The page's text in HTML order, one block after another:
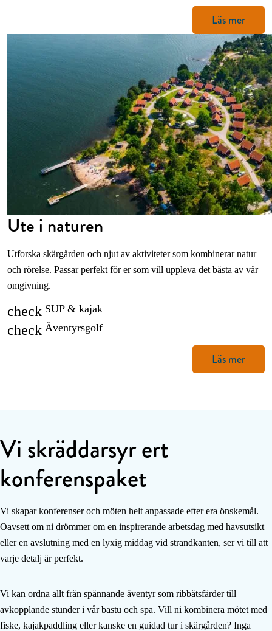
Läs mer
Ute i naturen
Utforska skärgården och njut av aktiviteter som kombinerar natur
och rörelse. Passar perfekt för er som vill uppleva det bästa av vår
omgivning.
check SUP & kajak
check Äventyrsgolf
Läs mer
Vi skräddarsyr ert
konferenspaket
Vi skapar konferenser och möten helt anpassade efter era önskemål.
Oavsett om ni drömmer om en inspirerande arbetsdag med havsutsikt
eller en avslutning med en lyxig middag vid strandkanten, ser vi till att
varje detalj är perfekt.
Vi kan ordna allt från spännande äventyr som ribbåtsfärder till
avkopplande stunder i vår bastu och spa. Vill ni kombinera mötet med
fiske, kajakpaddling eller kanske en guidad tur i skärgården? Inga